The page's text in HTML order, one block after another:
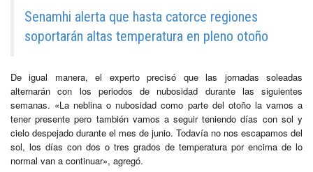
Senamhi alerta que hasta catorce regiones
soportarán altas temperatura en pleno otoño
De igual manera, el experto precisó que las jornadas soleadas
alternarán con los periodos de nubosidad durante las siguientes
semanas. «La neblina o nubosidad como parte del otoño la vamos a
tener presente pero también vamos a seguir teniendo días con sol y
cielo despejado durante el mes de junio. Todavía no nos escapamos del
sol, los días con dos o tres grados de temperatura por encima de lo
normal van a continuar», agregó.